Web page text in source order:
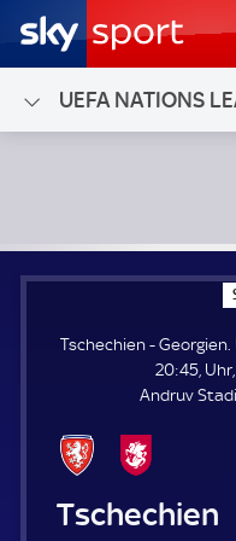
UEFA NATIONS
Tschechien - Georgien.
20:45, Uhr,
Andruv
Tschechien